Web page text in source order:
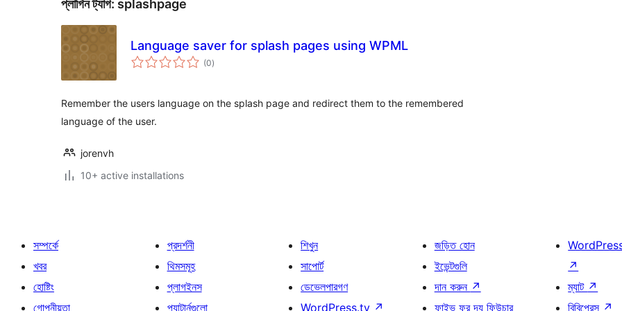
প্লাগিন ট্যাগ: splashpage
Language saver for splash pages using WPML
(0total
ratings
)
Remember the users language on the splash page and redirect them to the remembered
language of the user.
jorenvh
10+ active installations
সম্পর্কে
খবর
হোষ্টিং
গোপনীয়তা
প্রদর্শনী
থিমসমূহ
প্লাগইনস
প্যাটার্নগুলো
শিখুন
সাপোর্ট
ডেভেলপারগণ
WordPress.tv ↗
জড়িত হোন
ইভেন্টগুলি
দান করুন ↗
ফাইভ ফর দ্য ফিউচার
↗
ম্যাট ↗
বিবিপ্রেস ↗